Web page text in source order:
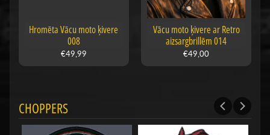
Hromēta Vācu moto ķivere
008
€49,99
Vācu moto ķivere ar Retro
aizsargbrillēm 014
€49,00
CHOPPERS